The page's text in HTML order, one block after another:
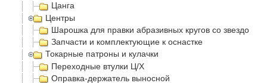
Цанга
Центры
Шарошка для правки абразивных кругов со
Запчасти и комплектующие к оснастке
Токарные патроны и кулачки
Переходные втулки Ц/Х
Оправка-держатель выносной